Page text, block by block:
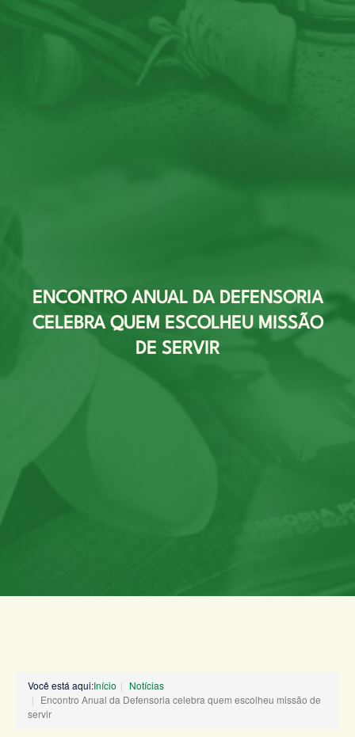
ENCONTRO ANUAL DA DEFENSORIA
CELEBRA QUEM ESCOLHEU MISSÃO
DE SERVIR
Você está aqui:Início
Notícias
Encontro Anual da Defensoria celebra quem escolheu missão de
servir